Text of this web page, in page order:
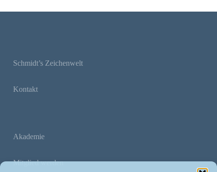
Schmidt’s Zeichenwelt
Kontakt
Akademie
Mitglied werden